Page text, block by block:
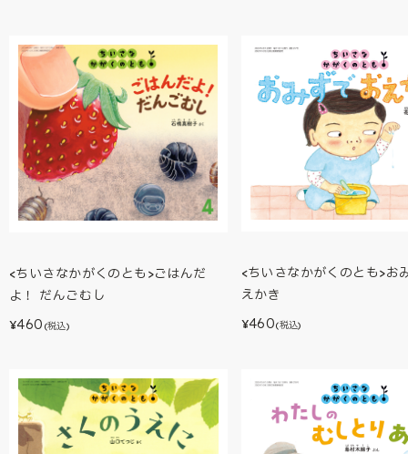
<ちいさなかがくのとも>ごはんだ
よ！ だんごむし
¥460 (税込)
<ちいさなかがくのとも>お
えかき
¥460(税込)